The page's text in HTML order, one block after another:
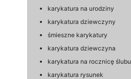
karykatura na urodziny
karykatura dziewczyny
śmieszne karykatury
karykatura dziewczyna
karykatura na rocznicę ślubu
karykatura rysunek